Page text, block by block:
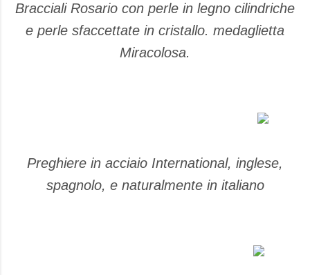
Bracciali Rosario con perle in legno cilindriche
e perle sfaccettate in cristallo. medaglietta
Miracolosa.
Preghiere in acciaio International, inglese,
spagnolo, e naturalmente in italiano